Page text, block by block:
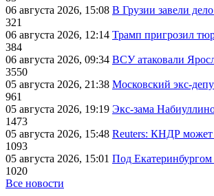
06 августа 2026, 15:08 В Грузии завели
321
06 августа 2026, 12:14 Трамп пригрозил
384
06 августа 2026, 09:34 ВСУ атаковали
3550
05 августа 2026, 21:38 Московский экс-
961
05 августа 2026, 19:19 Экс-зама
1473
05 августа 2026, 15:48 Reuters: КНДР может
1093
05 августа 2026, 15:01 Под Екатеринбургом
1020
Все новости